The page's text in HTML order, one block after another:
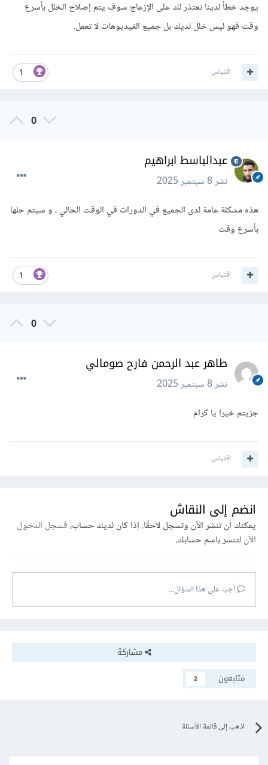
يوجد خطأ لدينا نعتذر لك على الإزعاج سوف يتم إصلاح الخلل بأسرع
وقت فهو ليس خلل لديك بل جميع الفيديوهات لا تعمل.
1 اقتباس
0
عبدالباسط ابراهيم
نشر8 سبتمبر 2025
هذه مشكلة عامة لدى الجميع في الدورات في الوقت الحالي ، و سيتم حلها
بأسرع وقت
1 اقتباس
0
طاهر عبد الرحمن فارح صومالي
نشر8 سبتمبر 2025
جزيتم خيرا يا كرام
اقتباس
انضم إلى النقاش
يمكنك أن تنشر الآن وتسجل لاحقًا. إذا كان لديك حساب،فسجل الدخول
الآنلتنشر باسم حسابك.
أجب على هذا السؤال...
مشاركة
متابعون
2
اذهب إلى قائمة الأسئلة